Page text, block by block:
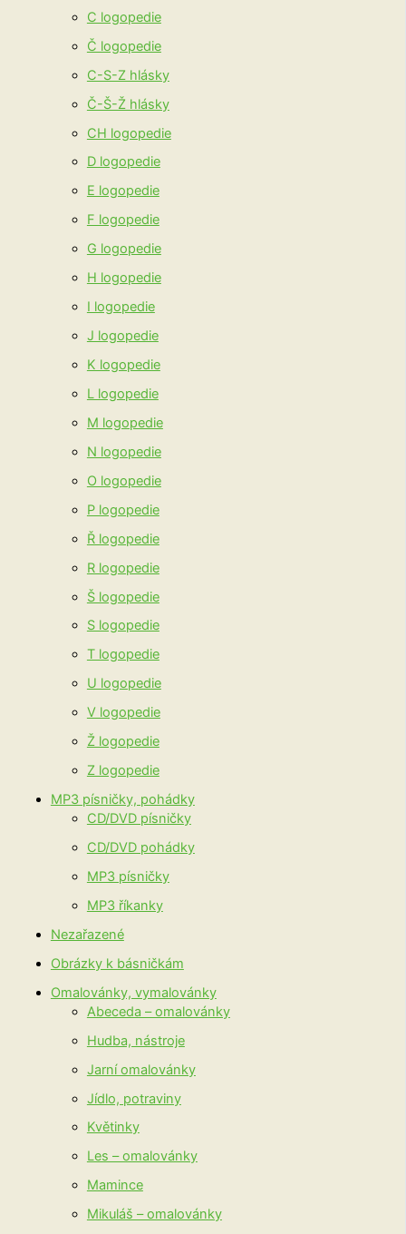
C logopedie
Č logopedie
C-S-Z hlásky
Č-Š-Ž hlásky
CH logopedie
D logopedie
E logopedie
F logopedie
G logopedie
H logopedie
I logopedie
J logopedie
K logopedie
L logopedie
M logopedie
N logopedie
O logopedie
P logopedie
Ř logopedie
R logopedie
Š logopedie
S logopedie
T logopedie
U logopedie
V logopedie
Ž logopedie
Z logopedie
MP3 písničky, pohádky
CD/DVD písničky
CD/DVD pohádky
MP3 písničky
MP3 říkanky
Nezařazené
Obrázky k básničkám
Omalovánky, vymalovánky
Abeceda – omalovánky
Hudba, nástroje
Jarní omalovánky
Jídlo, potraviny
Květinky
Les – omalovánky
Mamince
Mikuláš – omalovánky